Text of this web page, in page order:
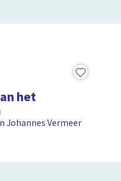
het
Johannes Vermeer